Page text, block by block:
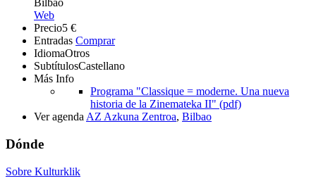
Bilbao
Web
Precio5 €
Entradas Comprar
IdiomaOtros
SubtítulosCastellano
Más Info
Programa "Classique = moderne. Una nueva
historia de la Zinemateka II" (pdf)
Ver agenda AZ Azkuna Zentroa, Bilbao
Dónde
Sobre Kulturklik